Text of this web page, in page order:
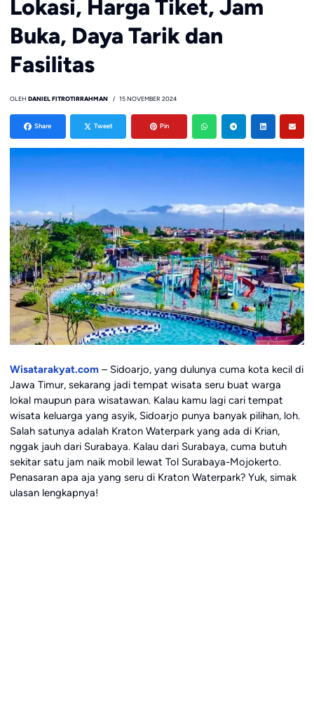
Lokasi, Harga Tiket, Jam
Buka, Daya Tarik dan
Fasilitas
OLEH DANIEL FITROTIRRAHMAN 15 NOVEMBER 2024
Share Tweet Pin
Wisatarakyat.com– Sidoarjo, yang dulunya cuma kota kecil di
Jawa Timur, sekarang jadi tempat wisata seru buat warga
lokal maupun para wisatawan. Kalau kamu lagi cari tempat
wisata keluarga yang asyik, Sidoarjo punya banyak pilihan, loh.
Salah satunya adalah Kraton Waterpark yang ada di Krian,
nggak jauh dari Surabaya. Kalau dari Surabaya, cuma butuh
sekitar satu jam naik mobil lewat Tol Surabaya-Mojokerto.
Penasaran apa aja yang seru di Kraton Waterpark? Yuk, simak
ulasan lengkapnya!